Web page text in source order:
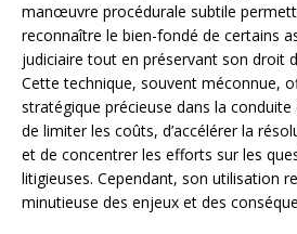
manœuvre procédurale subtile
reconnaître le bien-fondé de certains
judiciaire tout en préservant son droit
Cette technique, souvent méconnue,
stratégique précieuse dans la conduite
de limiter les coûts, d’accélérer la
et de concentrer les efforts sur les
litigieuses. Cependant, son utilisation
minutieuse des enjeux et des